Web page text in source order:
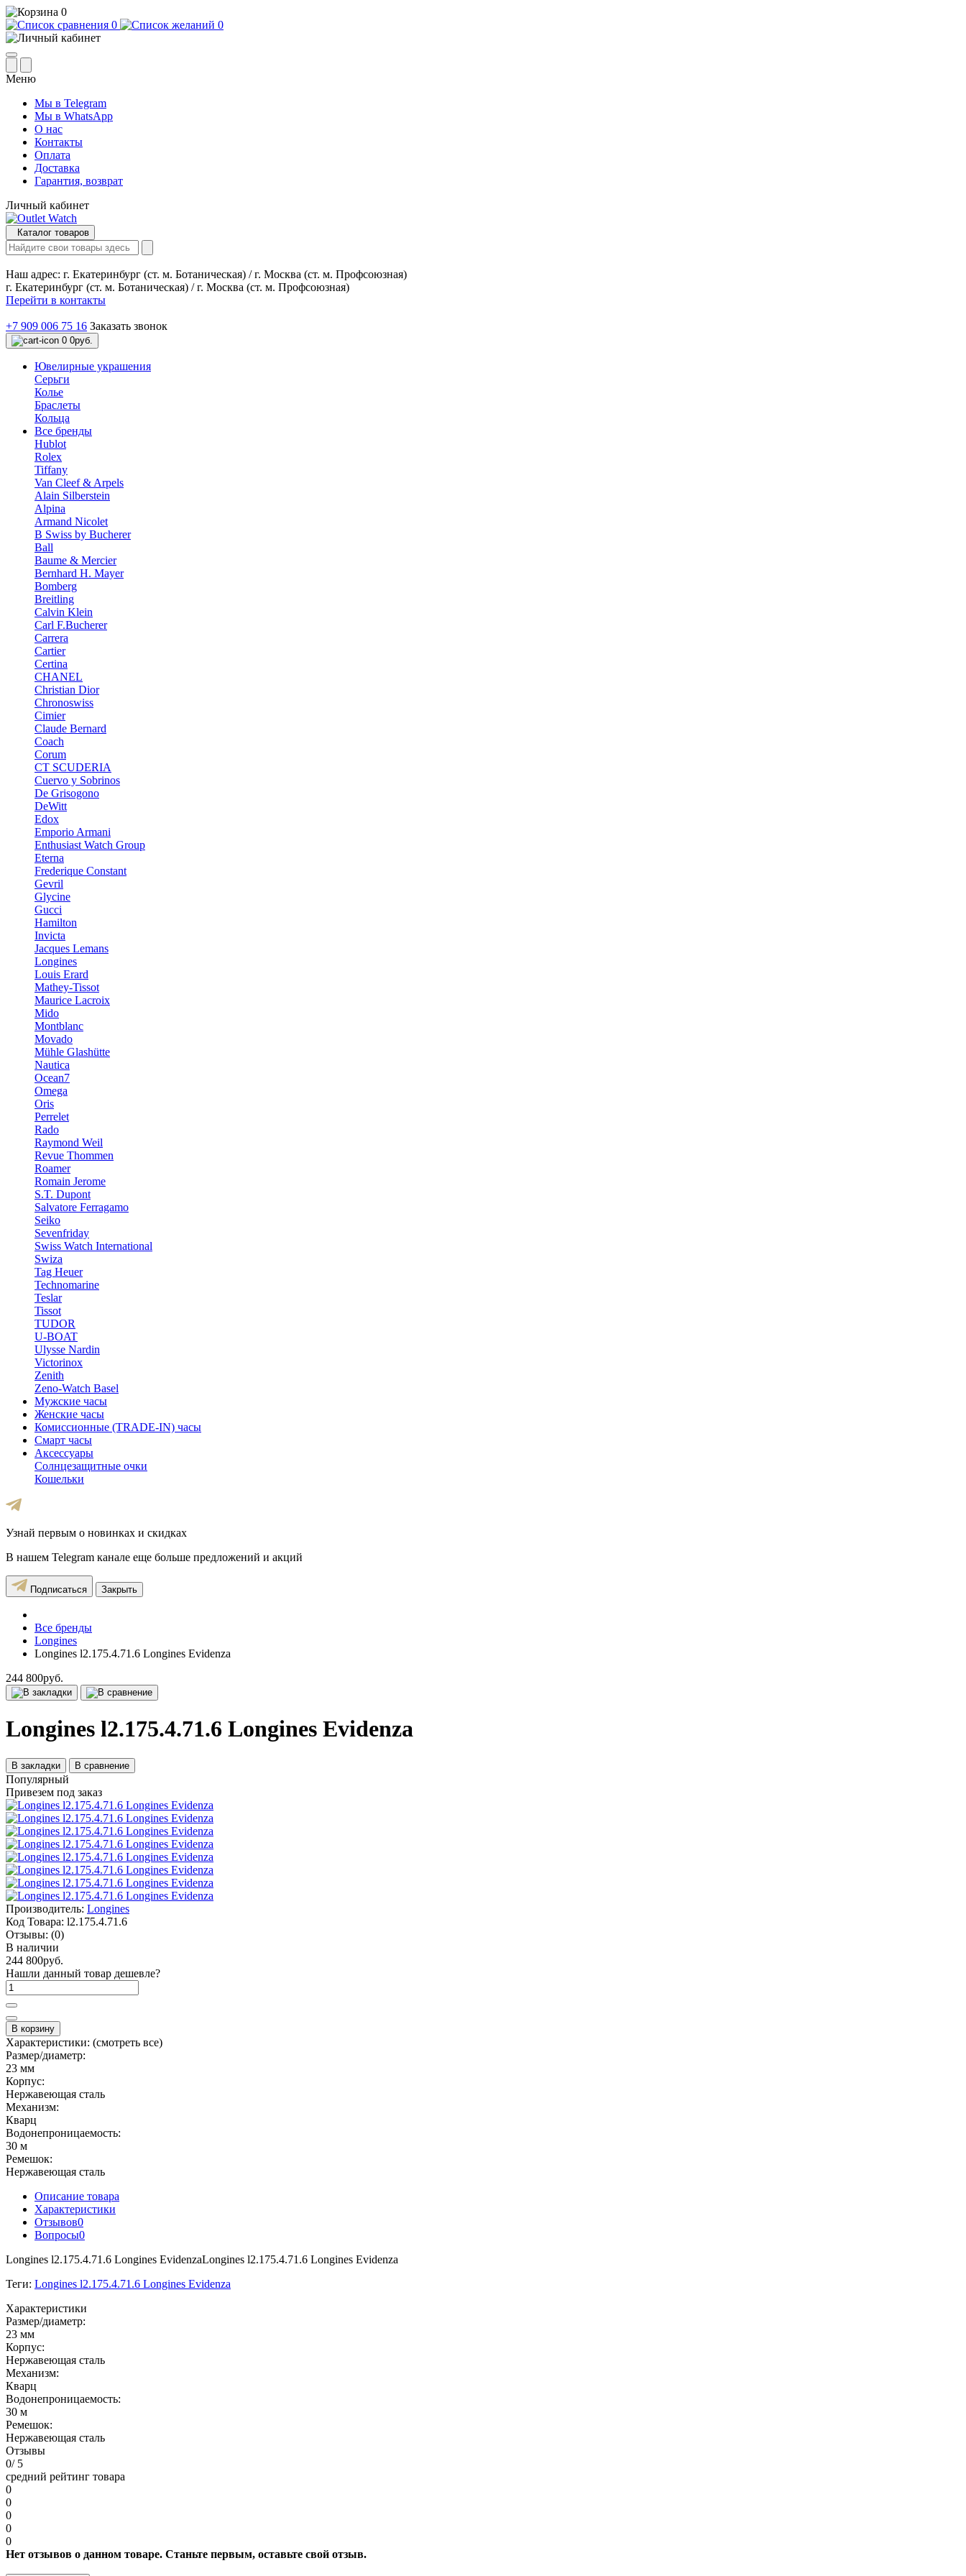
0
0
0
Меню
Мы в Telegram
Мы в WhatsApp
О нас
Контакты
Оплата
Доставка
Гарантия, возврат
Личный кабинет
Каталог товаров
Наш адрес: г. Екатеринбург (ст. м. Ботаническая) / г. Москва (ст. м. Профсоюзная)
г. Екатеринбург (ст. м. Ботаническая) / г. Москва (ст. м. Профсоюзная)
Перейти в контакты
+7 909 006 75 16 Заказать звонок
0 0руб.
Ювелирные украшения
Серьги
Колье
Браслеты
Кольца
Все бренды
Hublot
Rolex
Tiffany
Van Cleef & Arpels
Alain Silberstein
Alpina
Armand Nicolet
B Swiss by Bucherer
Ball
Baume & Mercier
Bernhard H. Mayer
Bomberg
Breitling
Calvin Klein
Carl F.Bucherer
Carrera
Cartier
Certina
CHANEL
Christian Dior
Chronoswiss
Cimier
Claude Bernard
Coach
Corum
CT SCUDERIA
Cuervo y Sobrinos
De Grisogono
DeWitt
Edox
Emporio Armani
Enthusiast Watch Group
Eterna
Frederique Constant
Gevril
Glycine
Gucci
Hamilton
Invicta
Jacques Lemans
Longines
Louis Erard
Mathey-Tissot
Maurice Lacroix
Mido
Montblanc
Movado
Mühle Glashütte
Nautica
Ocean7
Omega
Oris
Perrelet
Rado
Raymond Weil
Revue Thommen
Roamer
Romain Jerome
S.T. Dupont
Salvatore Ferragamo
Seiko
Sevenfriday
Swiss Watch International
Swiza
Tag Heuer
Technomarine
Teslar
Tissot
TUDOR
U-BOAT
Ulysse Nardin
Victorinox
Zenith
Zeno-Watch Basel
Мужские часы
Женские часы
Комиссионные (TRADE-IN) часы
Смарт часы
Аксессуары
Солнцезащитные очки
Кошельки
Узнай первым о новинках и скидках
В нашем Telegram канале еще больше предложений и акций
Подписаться Закрыть
Все бренды
Longines
Longines l2.175.4.71.6 Longines Evidenza
244 800руб.
Longines l2.175.4.71.6 Longines Evidenza
В закладки В сравнение
Популярный
Привезем под заказ
Производитель: Longines
Код Товара: l2.175.4.71.6
Отзывы: (0)
В наличии
244 800руб.
Нашли данный товар дешевле?
В корзину
Характеристики: (смотреть все)
Размер/диаметр:
23 мм
Корпус:
Нержавеющая сталь
Механизм:
Кварц
Водонепроницаемость:
30 м
Ремешок:
Нержавеющая сталь
Описание товара
Характеристики
Отзывов0
Вопросы0
Longines l2.175.4.71.6 Longines EvidenzaLongines l2.175.4.71.6 Longines Evidenza
Теги: Longines l2.175.4.71.6 Longines Evidenza
Характеристики
Размер/диаметр:
23 мм
Корпус:
Нержавеющая сталь
Механизм:
Кварц
Водонепроницаемость:
30 м
Ремешок:
Нержавеющая сталь
Отзывы
0/ 5
средний рейтинг товара
0
0
0
0
0
Нет отзывов о данном товаре. Станьте первым, оставьте свой отзыв.